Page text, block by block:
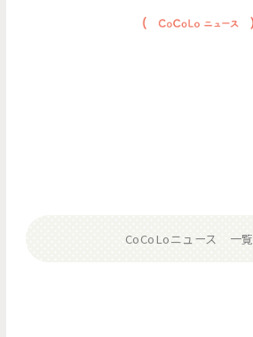
CoCoLoニュース 一覧